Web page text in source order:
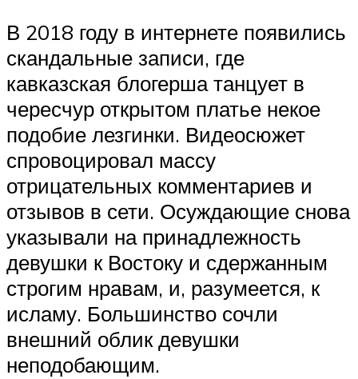
В 2018 году в интернете появились
скандальные записи, где
кавказская блогерша танцует в
чересчур открытом платье некое
подобие лезгинки. Видеосюжет
спровоцировал массу
отрицательных комментариев и
отзывов в сети. Осуждающие снова
указывали на принадлежность
девушки к Востоку и сдержанным
строгим нравам, и, разумеется, к
исламу. Большинство сочли
внешний облик девушки
неподобающим.